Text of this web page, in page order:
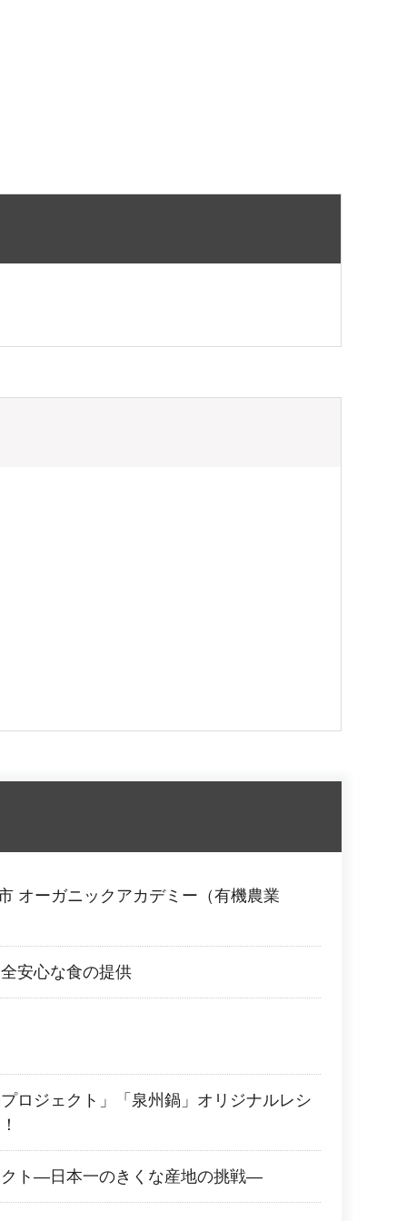
オーガニックアカデミー（有機農業
安心な食の提供
ロジェクト」「泉州鍋」オリジナルレシ
ト―日本一のきくな産地の挑戦―